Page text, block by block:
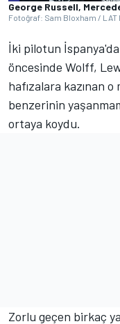
George Russell,
Fotoğraf: Sam Bloxham /
İki pilotun İspanya'da
öncesinde Wolff,
hafızalara kazınan o
benzerinin
ortaya koydu.
Zorlu geçen birkaç